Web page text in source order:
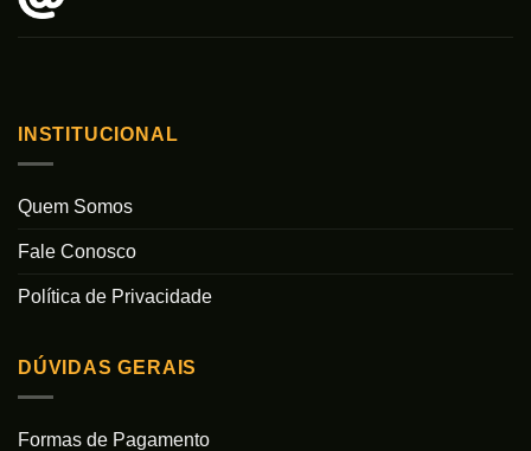
INSTITUCIONAL
Quem Somos
Fale Conosco
Política de Privacidade
DÚVIDAS GERAIS
Formas de Pagamento